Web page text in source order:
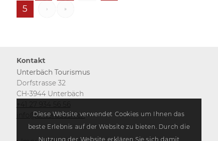
5
› »
Kontakt
Unterbäch Tourismus
Dorfstrasse 32
CH-3944 Unterbäch
info@unterbaech.ch
Diese Website verwendet Cookies um Ihnen das
beste Erlebnis auf der Website zu bieten. Durch die
Nutzung der Website erklären Sie sich damit